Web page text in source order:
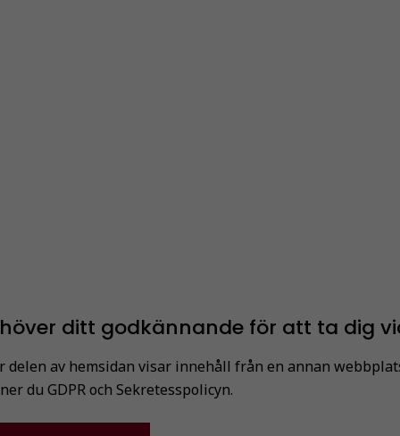
ditt godkännande för att ta dig
delen av hemsidan visar innehåll från en annan
du GDPR och Sekretesspolicyn.